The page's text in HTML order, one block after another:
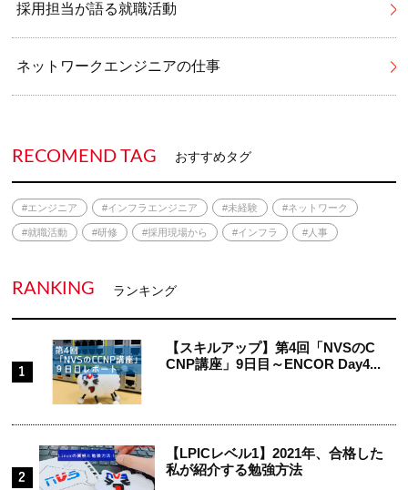
採用担当が語る就職活動
ネットワークエンジニアの仕事
RECOMEND TAG おすすめタグ
#エンジニア #インフラエンジニア #未経験 #ネットワーク
#就職活動 #研修 #採用現場から #インフラ #人事
RANKING ランキング
【スキルアップ】第4回「NVSのC
CNP講座」9日目～ENCOR Day4...
【LPICレベル1】2021年、合格した
私が紹介する勉強方法